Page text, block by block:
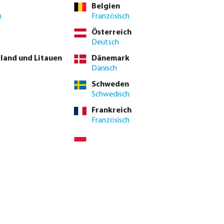
gewährleisten
RS
Pentair Schwimmbadpumpe,
Belgien
Französisch
Österreich
Deutsch
und Litauen
Dänemark
Dänisch
Schweden
Schwedisch
Frankreich
Französisch